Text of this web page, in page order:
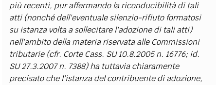
più recenti, pur affermando la riconducibilità di tali
atti (nonché dell'eventuale silenzio-rifiuto formatosi
su istanza volta a sollecitare l'adozione di tali atti)
nell'ambito della materia riservata alle Commissioni
tributarie (cfr. Corte Cass. SU 10.8.2005 n. 16776; id.
SU 27.3.2007 n. 7388) ha tuttavia chiaramente
precisato che l'istanza del contribuente di adozione,